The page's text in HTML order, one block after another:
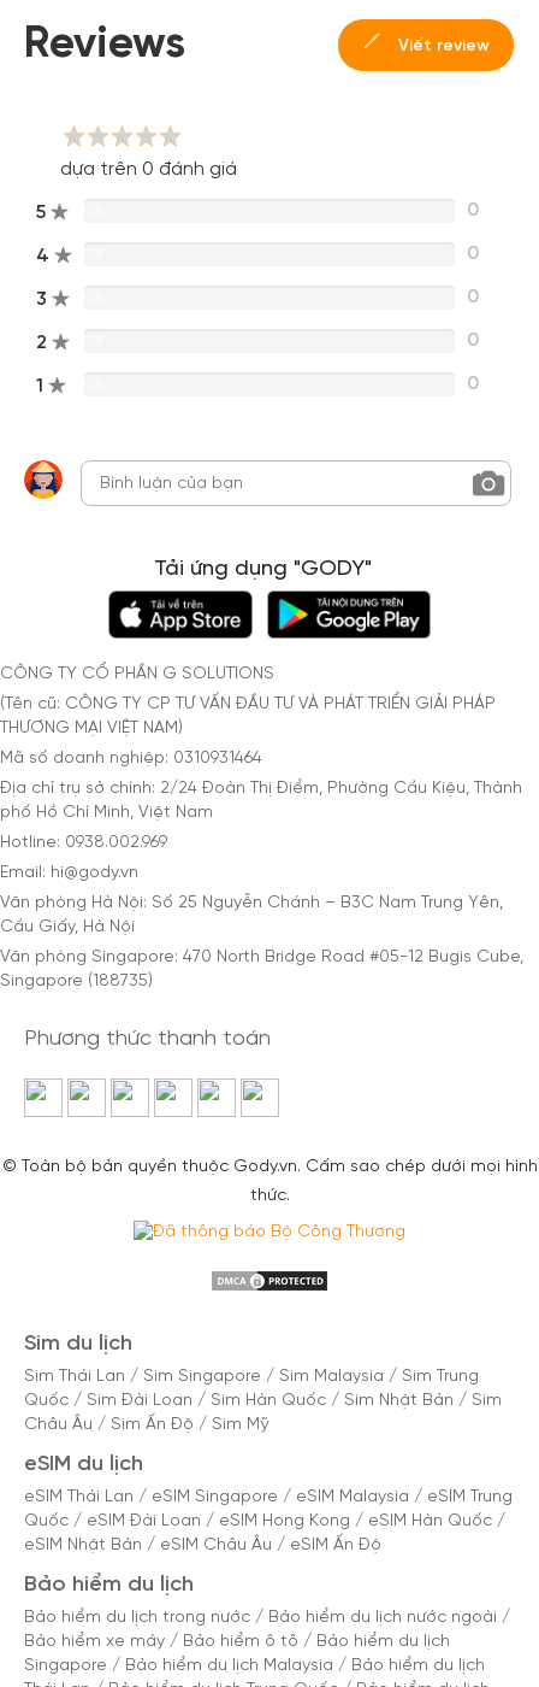
Reviews Viết review
dựa trên 0 đánh giá
5 0
4 0
3 0
2 0
1 0
Tải ứng dụng "GODY"
CÔNG TY CỔ PHẦN G SOLUTIONS
(Tên cũ: CÔNG TY CP TƯ VẤN ĐẦU TƯ VÀ PHÁT TRIỂN GIẢI PHÁP
THƯƠNG MẠI VIỆT NAM)
Mã số doanh nghiệp: 0310931464
Địa chỉ trụ sở chính: 2/24 Đoàn Thị Điểm, Phường Cầu Kiệu, Thành
phố Hồ Chí Minh, Việt Nam
Hotline: 0938.002.969
Email: hi@gody.vn
Văn phòng Hà Nội: Số 25 Nguyễn Chánh – B3C Nam Trung Yên,
Cầu Giấy, Hà Nội
Văn phòng Singapore: 470 North Bridge Road #05-12 Bugis Cube,
Singapore (188735)
Phương thức thanh toán
© Toàn bộ bản quyền thuộc Gody.vn. Cấm sao chép dưới mọi hình
thức.
Sim du lịch
Sim Thái Lan / Sim Singapore / Sim Malaysia / Sim Trung
Quốc / Sim Đài Loan / Sim Hàn Quốc / Sim Nhật Bản / Sim
Châu Âu / Sim Ấn Độ / Sim Mỹ
eSIM du lịch
eSIM Thái Lan / eSIM Singapore / eSIM Malaysia / eSIM Trung
Quốc / eSIM Đài Loan / eSIM Hong Kong / eSIM Hàn Quốc /
eSIM Nhật Bản / eSIM Châu Âu / eSIM Ấn Độ
Bảo hiểm du lịch
Bảo hiểm du lịch trong nước / Bảo hiểm du lịch nước ngoài /
Bảo hiểm xe máy / Bảo hiểm ô tô / Bảo hiểm du lịch
Singapore / Bảo hiểm du lịch Malaysia / Bảo hiểm du lịch